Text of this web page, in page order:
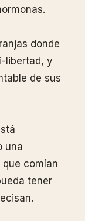
donde
libertad, y
de sus
una
comían
tener